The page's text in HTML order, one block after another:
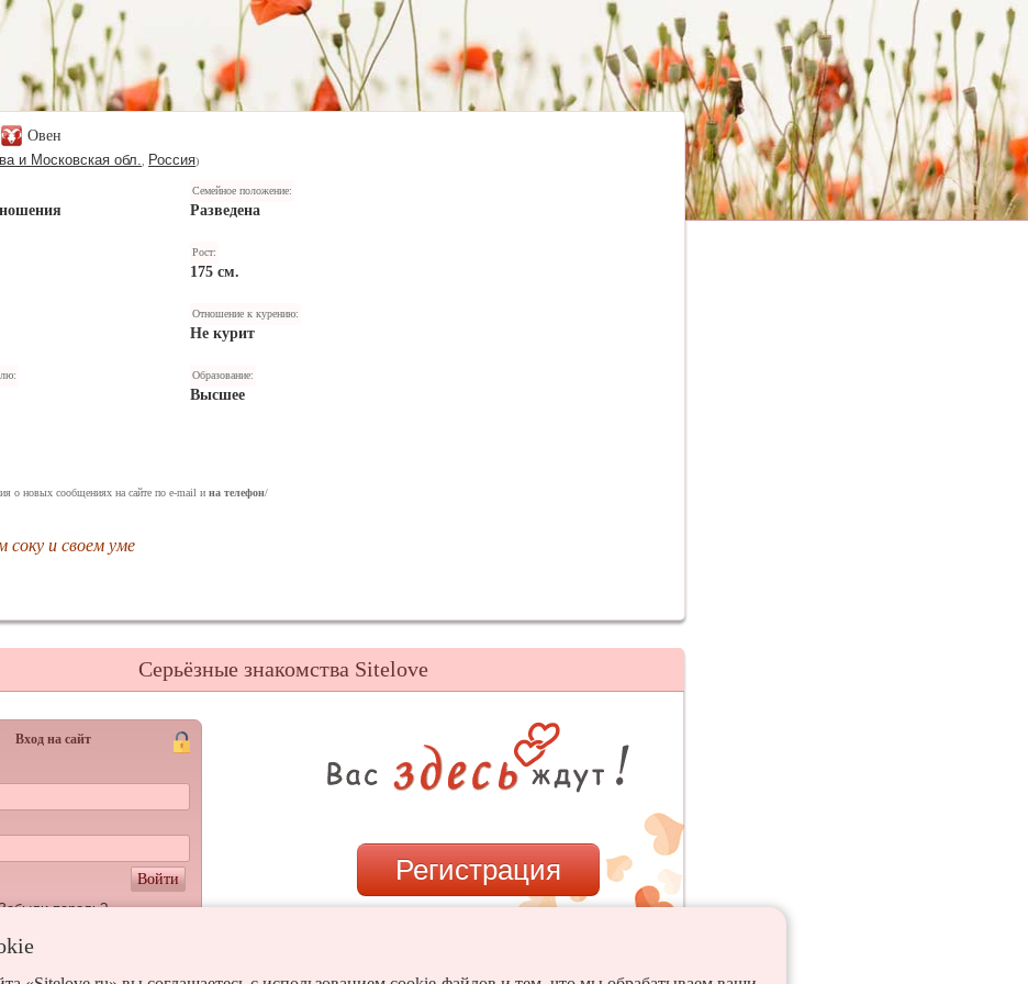
Овен
и Московская обл. Россия)
Семейное положение:
Разведена
Рост:
175 см.
Отношение к курению:
Не курит
Образование:
Высшее
о новых сообщениях на сайте по e-mail и на телефон/
соку и своем уме
Серьёзные знакомства Sitelove
Вход на сайт
Войти
пароль?
Регистрация